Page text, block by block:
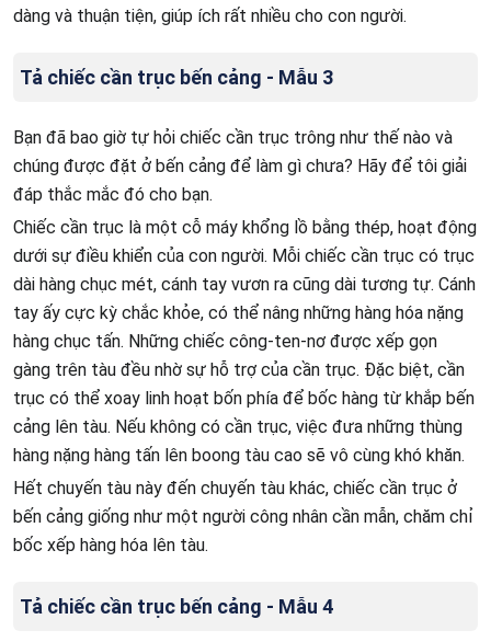
dàng và thuận tiện, giúp ích rất nhiều cho con người.
Tả chiếc cần trục bến cảng - Mẫu 3
Bạn đã bao giờ tự hỏi chiếc cần trục trông như thế nào và
chúng được đặt ở bến cảng để làm gì chưa? Hãy để tôi giải
đáp thắc mắc đó cho bạn.
Chiếc cần trục là một cỗ máy khổng lồ bằng thép, hoạt động
dưới sự điều khiển của con người. Mỗi chiếc cần trục có trục
dài hàng chục mét, cánh tay vươn ra cũng dài tương tự. Cánh
tay ấy cực kỳ chắc khỏe, có thể nâng những hàng hóa nặng
hàng chục tấn. Những chiếc công-ten-nơ được xếp gọn
gàng trên tàu đều nhờ sự hỗ trợ của cần trục. Đặc biệt, cần
trục có thể xoay linh hoạt bốn phía để bốc hàng từ khắp bến
cảng lên tàu. Nếu không có cần trục, việc đưa những thùng
hàng nặng hàng tấn lên boong tàu cao sẽ vô cùng khó khăn.
Hết chuyến tàu này đến chuyến tàu khác, chiếc cần trục ở
bến cảng giống như một người công nhân cần mẫn, chăm chỉ
bốc xếp hàng hóa lên tàu.
Tả chiếc cần trục bến cảng - Mẫu 4